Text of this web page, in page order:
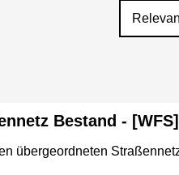
Bestand - [WFS]
übergeordneten